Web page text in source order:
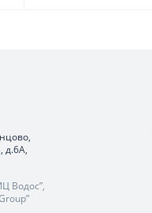
д.6А,
Водос”,